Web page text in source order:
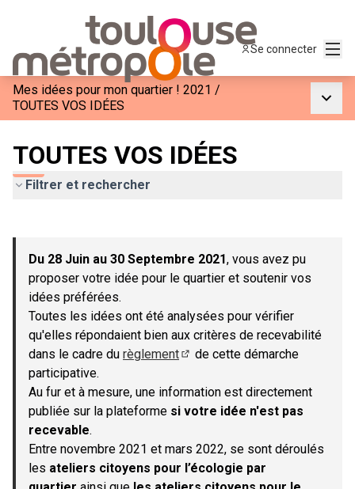
Se connecter
Mes idées pour mon quartier ! 2021 /
TOUTES VOS IDÉES
TOUTES VOS IDÉES
Filtrer et rechercher
−
Du 28 Juin au 30 Septembre 2021, vous avez pu
proposer votre idée pour le quartier et soutenir vos
idées préférées.
Toutes les idées ont été analysées pour vérifier
qu'elles répondaient bien aux critères de recevabilité
dans le cadre du règlement
de cette démarche
participative.
Au fur et à mesure, une information est directement
publiée sur la plateforme si votre idée n'est pas
recevable.
Entre novembre 2021 et mars 2022, se sont déroulés
les ateliers citoyens pour l’écologie par